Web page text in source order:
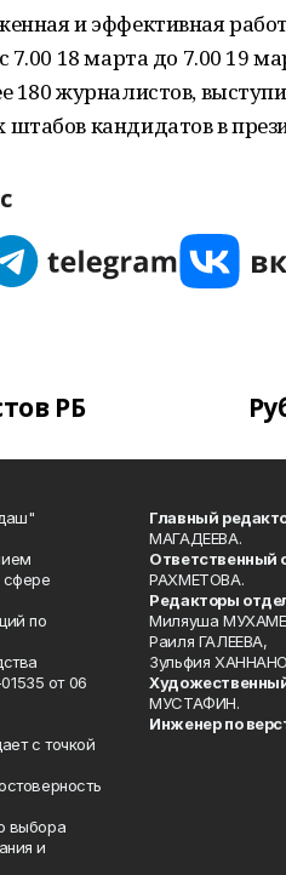
и эффективная
7.00 18 марта до 7.00 19
180 журналистов,
кандидатов в
РБ
сфере
по
от 06
с точкой
выбора
и
Главный
МАГАДЕЕВА.
Ответственный
РАХМЕТОВА.
Редакторы
Миляуша
Раиля ГАЛЕЕВА,
Зульфия
МУСТАФИН.
Инженер по